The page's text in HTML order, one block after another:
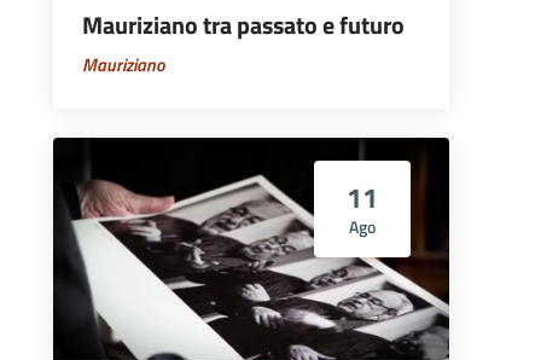
Mauriziano tra passato e futuro
Mauriziano
11
Ago